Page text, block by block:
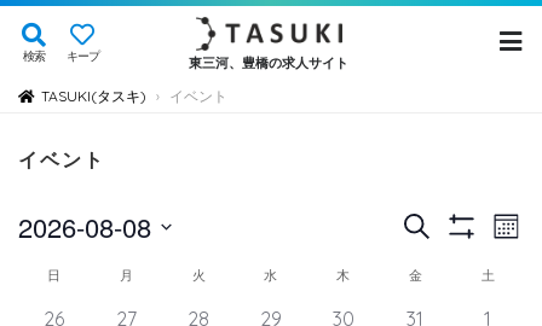
検索 キープ 東三河、豊橋の求人サイト
TASUKI(タスキ) › イベント
イベント
イ
ベ
ン
検
Filters
イ
2026-08-08
イ日 月 火 水 木 金 土
14
26
11
27
11
28
11
29
11
30
11
31
12
1